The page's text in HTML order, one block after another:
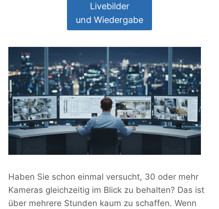
Livebilder
und Wiedergabe
Haben Sie schon einmal versucht, 30 oder mehr
Kameras gleichzeitig im Blick zu behalten? Das ist
über mehrere Stunden kaum zu schaffen. Wenn